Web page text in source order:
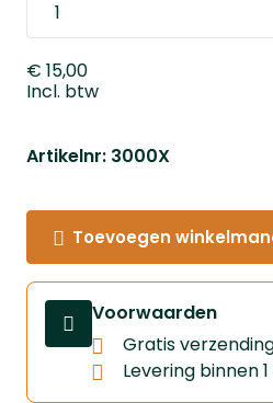
€ 15,00
Incl. btw
Artikelnr: 3000X
Toevoegen
Voorwaarden
Gratis
Levering binnen